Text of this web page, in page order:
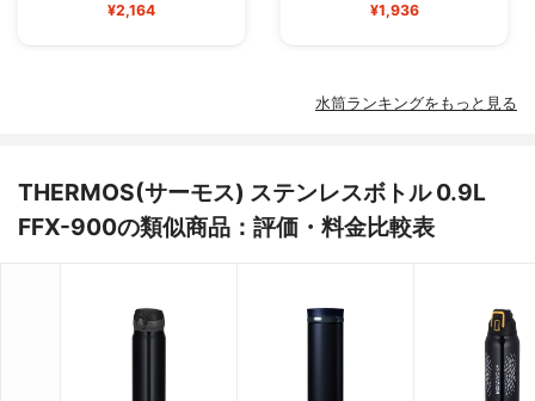
¥2,164 ¥1,936
水筒ランキングをもっと見る
THERMOS(サーモス) ステンレスボトル 0.9L
FFX-900の類似商品：評価・料金比較表